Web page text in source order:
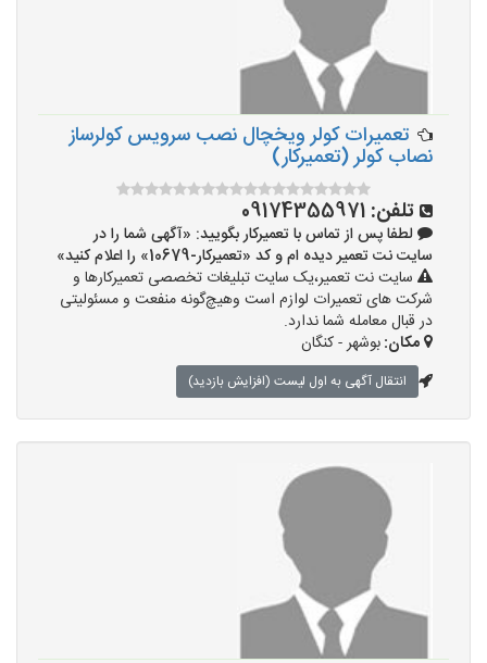
تعمیرات کولر ویخچال نصب سرویس کولرساز
نصاب کولر (تعمیرکار)
تلفن: 09174355971
لطفا پس از تماس با تعمیرکار بگویید: «آگهی شما را در
سایت نت تعمیر دیده ام و کد «تعمیرکار-10679» را اعلام کنید»
سایت نت تعمیر،یک سایت تبلیغات تخصصی تعمیرکارها و
شرکت های تعمیرات لوازم است وهیچ‌گونه منفعت و مسئولیتی
در قبال معامله شما ندارد.
مکان:بوشهر - کنگان
انتقال آگهی به اول لیست (افزایش بازدید)